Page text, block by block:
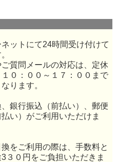
ットにて24時間受け付けて
ご質問メールの対応は、定休
１０：００～１７：００まで
ります。
銀行振込（前払い）、郵便
い）がご利用いただけま
をご利用の際は、手数料と
3３０円をご負担いただきま